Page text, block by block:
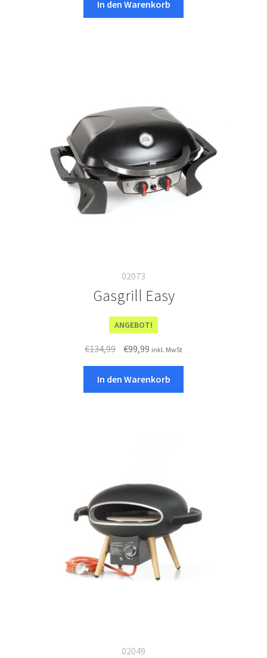
war:
€246,99
ist:
€199,99.
In den Warenkorb
02073
Gasgrill Easy
ANGEBOT!
€134,99
Ursprünglicher
war:
€134,99
€99,99Aktueller
ist:
€99,99.
inkl. MwSt
In den Warenkorb
02049